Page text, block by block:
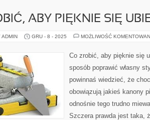
ABY PIĘKNIE SIĘ
ADMIN GRU - 8 - 2025 MOŻLIWOŚĆ
Co zrobić, aby pięknie się
sposób poprawić własny
powinnaś wiedzieć, że
obowiązują jakieś kanony
odnośnie tego trudno
Szczera prawda jest taka,